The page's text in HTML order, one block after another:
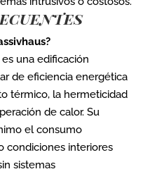
una edificación
de eficiencia energética
térmico, la hermeticidad
de calor. Su
el consumo
condiciones interiores
sistemas